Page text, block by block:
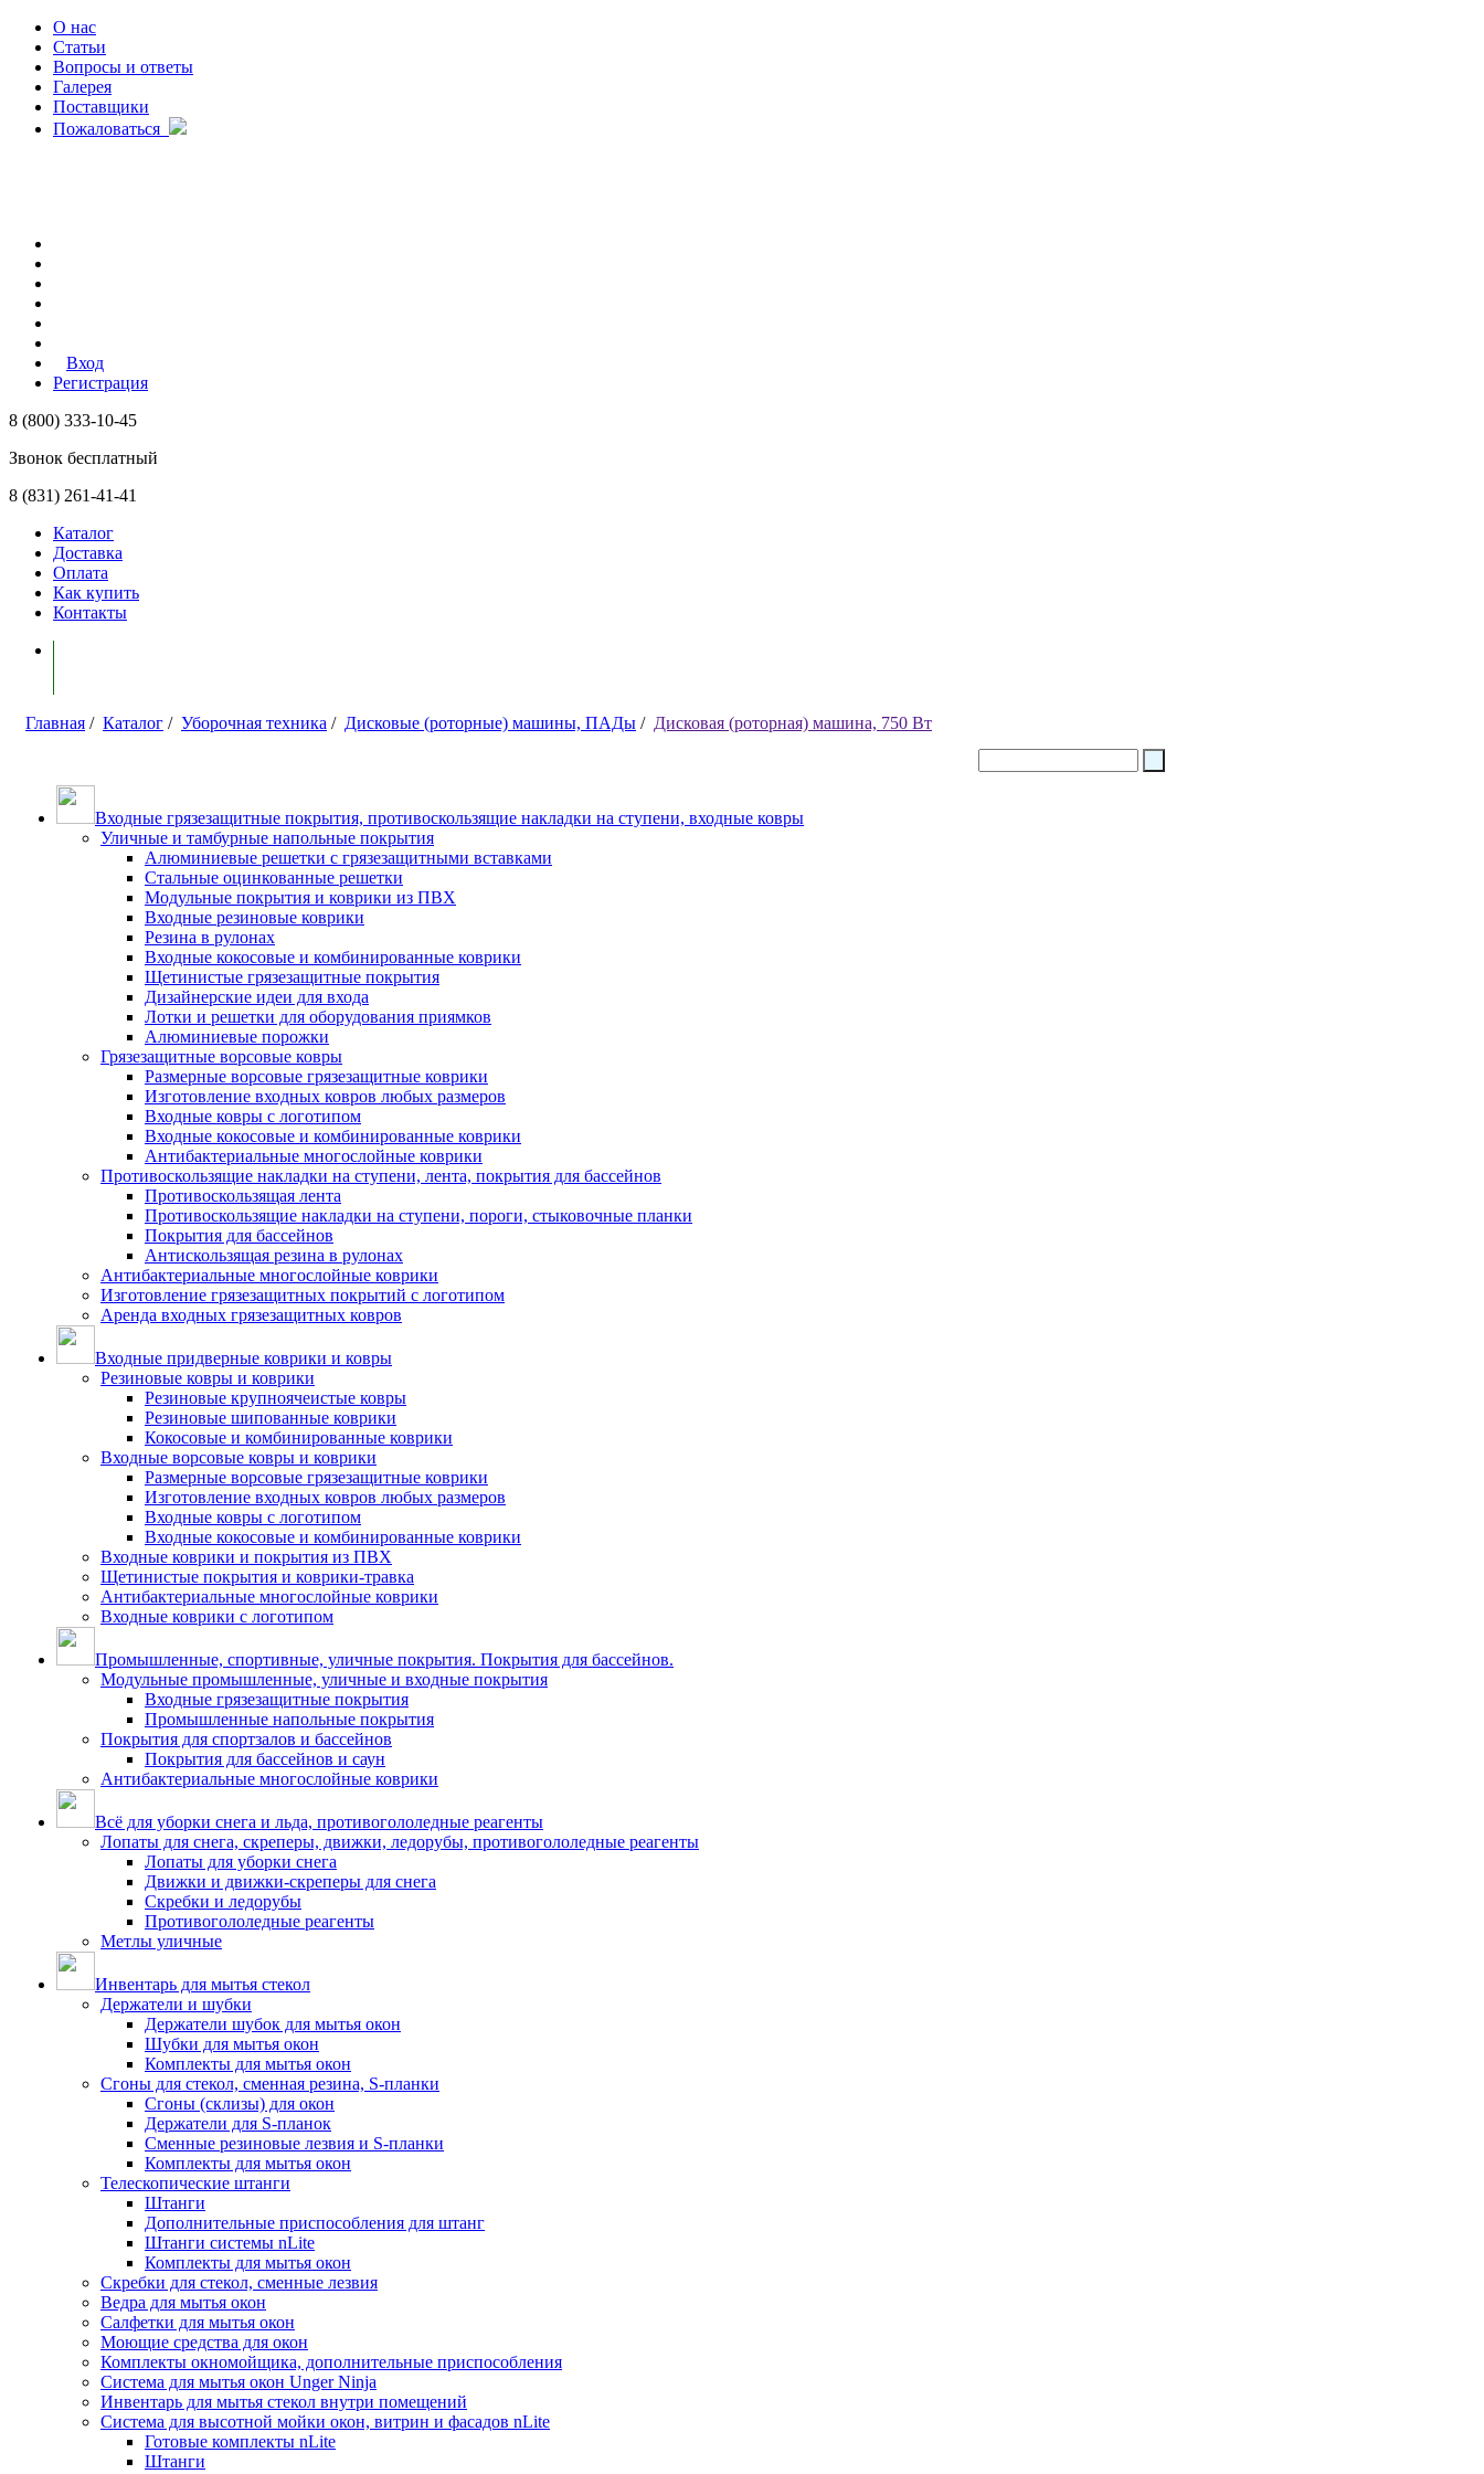
О нас
Статьи
Вопросы и ответы
Галерея
Поставщики
Пожаловаться
Вход
Регистрация
8 (800) 333-10-45
Звонок бесплатный
8 (831) 261-41-41
Каталог
Доставка
Оплата
Как купить
Контакты
Главная / Каталог / Уборочная техника / Дисковые (роторные) машины, ПАДы / Дисковая (роторная) машина, 750 Вт
Входные грязезащитные покрытия, противоскользящие накладки на ступени, входные ковры
Уличные и тамбурные напольные покрытия
Алюминиевые решетки с грязезащитными вставками
Стальные оцинкованные решетки
Модульные покрытия и коврики из ПВХ
Входные резиновые коврики
Резина в рулонах
Входные кокосовые и комбинированные коврики
Щетинистые грязезащитные покрытия
Дизайнерские идеи для входа
Лотки и решетки для оборудования приямков
Алюминиевые порожки
Грязезащитные ворсовые ковры
Размерные ворсовые грязезащитные коврики
Изготовление входных ковров любых размеров
Входные ковры с логотипом
Входные кокосовые и комбинированные коврики
Антибактериальные многослойные коврики
Противоскользящие накладки на ступени, лента, покрытия для бассейнов
Противоскользящая лента
Противоскользящие накладки на ступени, пороги, стыковочные планки
Покрытия для бассейнов
Антискользящая резина в рулонах
Антибактериальные многослойные коврики
Изготовление грязезащитных покрытий с логотипом
Аренда входных грязезащитных ковров
Входные придверные коврики и ковры
Резиновые ковры и коврики
Резиновые крупноячеистые ковры
Резиновые шипованные коврики
Кокосовые и комбинированные коврики
Входные ворсовые ковры и коврики
Размерные ворсовые грязезащитные коврики
Изготовление входных ковров любых размеров
Входные ковры с логотипом
Входные кокосовые и комбинированные коврики
Входные коврики и покрытия из ПВХ
Щетинистые покрытия и коврики-травка
Антибактериальные многослойные коврики
Входные коврики с логотипом
Промышленные, спортивные, уличные покрытия. Покрытия для бассейнов.
Модульные промышленные, уличные и входные покрытия
Входные грязезащитные покрытия
Промышленные напольные покрытия
Покрытия для спортзалов и бассейнов
Покрытия для бассейнов и саун
Антибактериальные многослойные коврики
Всё для уборки снега и льда, противогололедные реагенты
Лопаты для снега, скреперы, движки, ледорубы, противогололедные реагенты
Лопаты для уборки снега
Движки и движки-скреперы для снега
Скребки и ледорубы
Противогололедные реагенты
Метлы уличные
Инвентарь для мытья стекол
Держатели и шубки
Держатели шубок для мытья окон
Шубки для мытья окон
Комплекты для мытья окон
Сгоны для стекол, сменная резина, S-планки
Сгоны (склизы) для окон
Держатели для S-планок
Сменные резиновые лезвия и S-планки
Комплекты для мытья окон
Телескопические штанги
Штанги
Дополнительные приспособления для штанг
Штанги системы nLite
Комплекты для мытья окон
Скребки для стекол, сменные лезвия
Ведра для мытья окон
Салфетки для мытья окон
Моющие средства для окон
Комплекты окномойщика, дополнительные приспособления
Система для мытья окон Unger Ninja
Инвентарь для мытья стекол внутри помещений
Система для высотной мойки окон, витрин и фасадов nLite
Готовые комплекты nLite
Штанги